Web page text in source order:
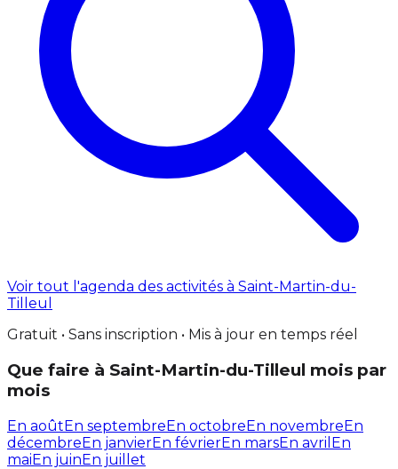
Voir tout l'agenda des activités à Saint-Martin-du-
Tilleul
Gratuit • Sans inscription • Mis à jour en temps réel
Que faire à Saint-Martin-du-Tilleul mois par
mois
En aoûtEn septembreEn octobreEn novembreEn
décembreEn janvierEn févrierEn marsEn avril En
maiEn juinEn juillet